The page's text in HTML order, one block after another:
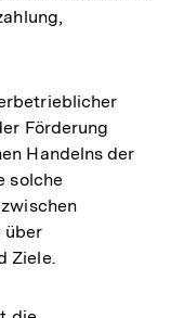
Förderung
Handelns der
solche
über
Ziele.